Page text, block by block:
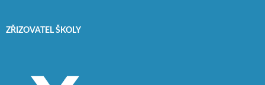
ZŘIZOVATEL ŠKOLY